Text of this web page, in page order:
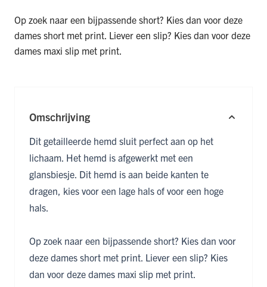
Op zoek naar een bijpassende short? Kies dan voor deze
dames short met print. Liever een slip? Kies dan voor deze
dames maxi slip met print.
Omschrijving
Dit getailleerde hemd sluit perfect aan op het
lichaam. Het hemd is afgewerkt met een
glansbiesje. Dit hemd is aan beide kanten te
dragen, kies voor een lage hals of voor een hoge
hals.
Op zoek naar een bijpassende short? Kies dan voor
deze dames short met print. Liever een slip? Kies
dan voor deze dames maxi slip met print.